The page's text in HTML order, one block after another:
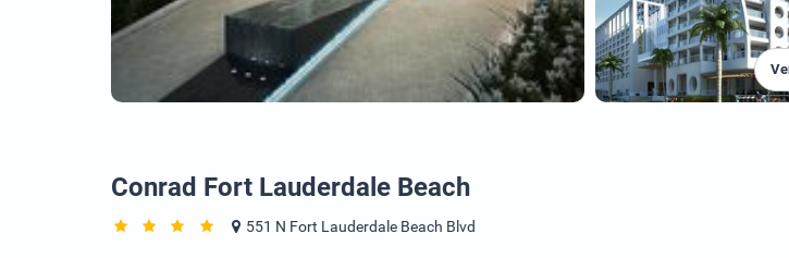
Conrad Fort Lauderdale Beach
551 N Fort Lauderdale Beach Blvd